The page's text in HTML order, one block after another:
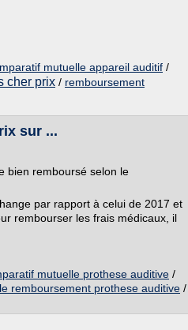
mutuelle appareil auditif /
cher prix / remboursement
sur ...
bien remboursé selon le
par rapport à celui de 2017 et
rembourser les frais médicaux, il
mutuelle prothese auditive /
remboursement prothese auditive /